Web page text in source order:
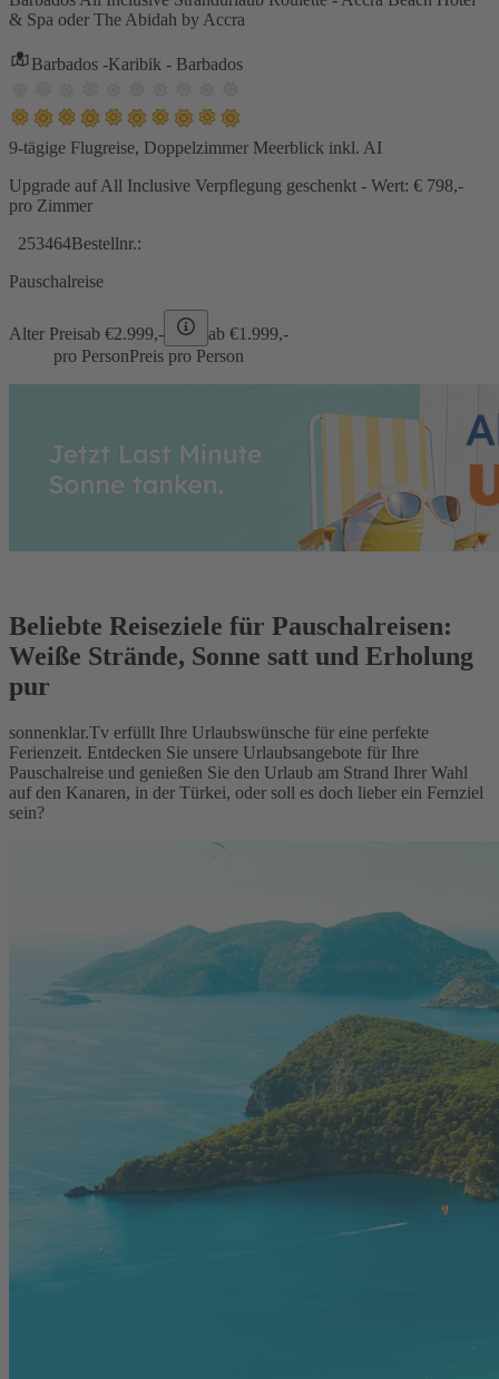
& Spa oder The Abidah by Accra
Barbados -Karibik - Barbados
9-tägige Flugreise, Doppelzimmer Meerblick inkl. AI
Upgrade auf All Inclusive Verpflegung geschenkt - Wert: € 798,-
pro Zimmer
253464Bestellnr.:
Pauschalreise
Alter Preisab €2.999,- ab €1.999,-
pro PersonPreis pro Person
Beliebte Reiseziele für Pauschalreisen:
Weiße Strände, Sonne satt und Erholung
pur
sonnenklar.Tv erfüllt Ihre Urlaubswünsche für eine perfekte
Ferienzeit. Entdecken Sie unsere Urlaubsangebote für Ihre
Pauschalreise und genießen Sie den Urlaub am Strand Ihrer Wahl
auf den Kanaren, in der Türkei, oder soll es doch lieber ein Fernziel
sein?